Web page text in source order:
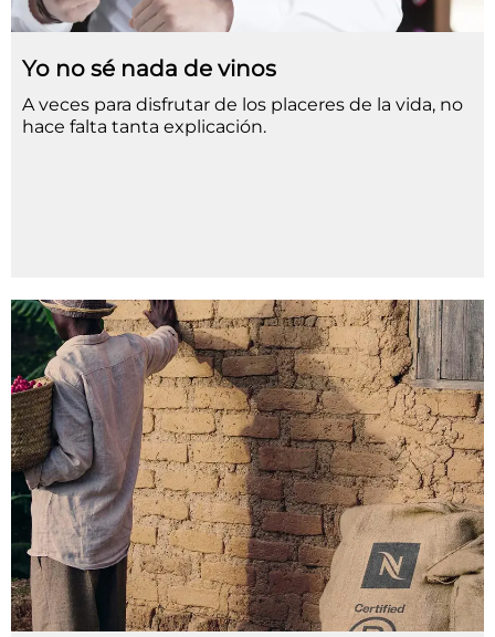
Yo no sé nada de vinos
A veces para disfrutar de los placeres de la vida, no
hace falta tanta explicación.